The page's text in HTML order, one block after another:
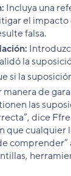
Incluya una
el impacto
falsa.
la
si la
manera de
las
dice
que